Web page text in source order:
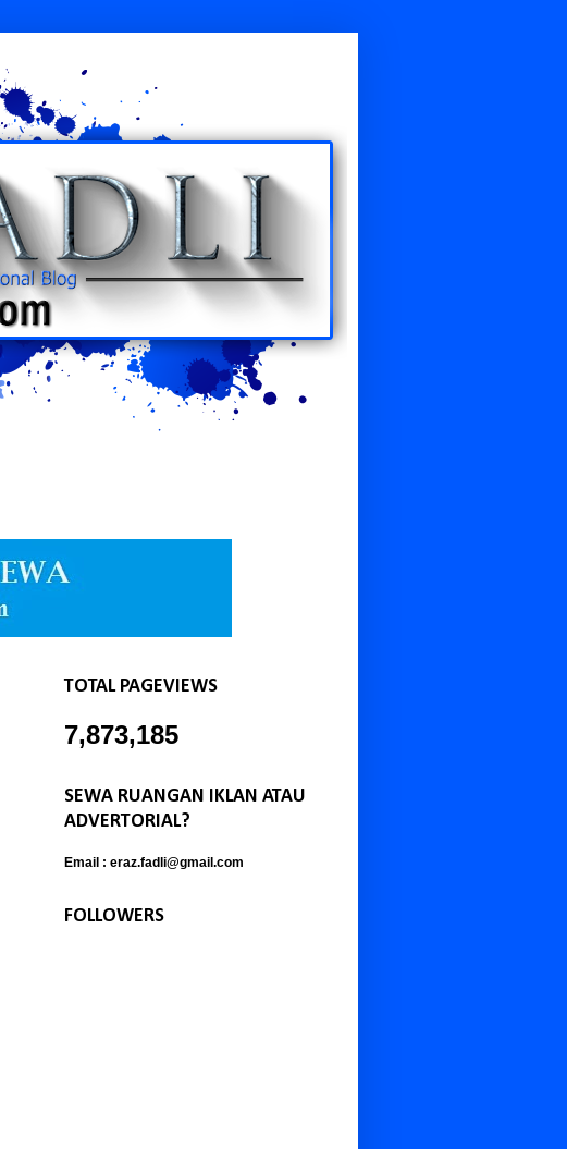
TOTAL PAGEVIEWS
7,873,185
SEWA RUANGAN IKLAN ATAU
ADVERTORIAL?
Email : eraz.fadli@gmail.com
FOLLOWERS